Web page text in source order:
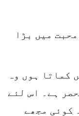
میں بڑا
کماتا ہوں وہ
ہے۔ اس لئے
کوئی مجھے